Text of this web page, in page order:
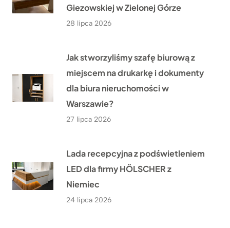
Giezowskiej w Zielonej Górze
28 lipca 2026
Jak stworzyliśmy szafę biurową z
miejscem na drukarkę i dokumenty
dla biura nieruchomości w
Warszawie?
27 lipca 2026
Lada recepcyjna z podświetleniem
LED dla firmy HÖLSCHER z
Niemiec
24 lipca 2026